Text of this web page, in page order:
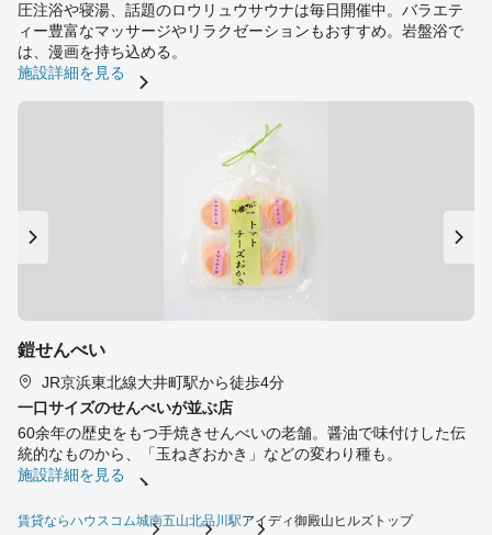
圧注浴や寝湯、話題のロウリュウサウナは毎日開催中。バラエテ
ィー豊富なマッサージやリラクゼーションもおすすめ。岩盤浴で
は、漫画を持ち込める。
施設詳細を見る
鎧せんべい
JR京浜東北線大井町駅から徒歩4分
一口サイズのせんべいが並ぶ店
60余年の歴史をもつ手焼きせんべいの老舗。醤油で味付けした伝
統的なものから、「玉ねぎおかき」などの変わり種も。
施設詳細を見る
賃貸ならハウスコム城南五山北品川駅アイディ御殿山ヒルズトップ